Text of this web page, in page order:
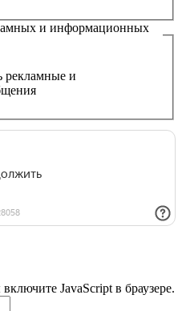
и информационных
рекламные и
JavaScript в браузере.